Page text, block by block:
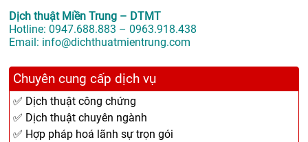
Dịch thuật Miền Trung – DTMT
Hotline: 0947.688.883 – 0963.918.438
Email: info@dichthuatmientrung.com
Chuyên cung cấp dịch vụ
✅ Dịch thuật công chứng
✅ Dịch thuật chuyên ngành
✅ Hợp pháp hoá lãnh sự trọn gói